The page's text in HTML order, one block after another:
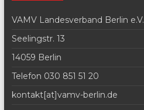
VAMV Landesverband Berlin e.V.
Seelingstr. 13
14059 Berlin
Telefon 030 851 51 20
kontakt[at]vamv-berlin.de